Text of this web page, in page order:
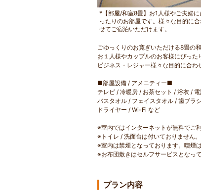
*【部屋/和室8畳】お1人様やご夫婦に
ったりのお部屋です。様々な目的に
せてご宿泊いただけます。
ごゆっくりのお寛ぎいただける8畳の和
お１人様やカップルのお客様にぴった
ビジネス・レジャー様々な目的に合わ
■部屋設備 / アメニティー■
テレビ / 冷暖房 / お茶セット / 浴衣 /
バスタオル / フェイスタオル / 歯ブラ
ドライヤー / Wi-Fi など
※室内ではインターネットが無料でご
※トイレ / 洗面台は付いておりません
※室内は禁煙となっております。喫煙
※お布団敷きはセルフサービスとなって
プラン内容